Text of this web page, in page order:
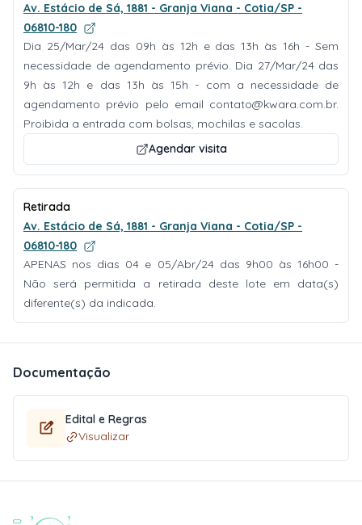
Av. Estácio de Sá, 1881 - Granja Viana - Cotia/SP -
06810-180
Dia 25/Mar/24 das 09h às 12h e das 13h às 16h - Sem
necessidade de agendamento prévio. Dia 27/Mar/24 das
9h às 12h e das 13h às 15h - com a necessidade de
agendamento prévio pelo email contato@kwara.com.br.
Proibida a entrada com bolsas, mochilas e sacolas.
Agendar visita
Retirada
Av. Estácio de Sá, 1881 - Granja Viana - Cotia/SP -
06810-180
APENAS nos dias 04 e 05/Abr/24 das 9h00 às 16h00 -
Não será permitida a retirada deste lote em data(s)
diferente(s) da indicada.
Documentação
Edital e Regras
Visualizar